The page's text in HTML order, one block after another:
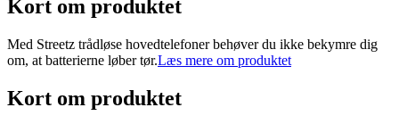
Kort om produktet
Med Streetz trådløse hovedtelefoner behøver du ikke bekymre dig
om, at batterierne løber tør.Læs mere om produktet
Kort om produktet